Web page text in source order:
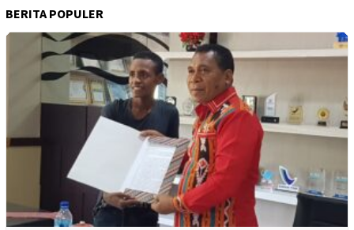
BERITA POPULER